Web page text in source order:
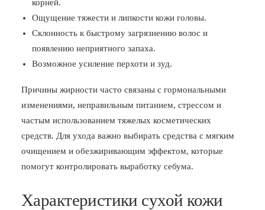
корней.
Ощущение тяжести и липкости кожи головы.
Склонность к быстрому загрязнению волос и
появлению неприятного запаха.
Возможное усиление перхоти и зуд.
Причины жирности часто связаны с гормональными
изменениями, неправильным питанием, стрессом и
частым использованием тяжелых косметических
средств. Для ухода важно выбирать средства с мягким
очищением и обезжиривающим эффектом, которые
помогут контролировать выработку себума.
Характеристики сухой кожи